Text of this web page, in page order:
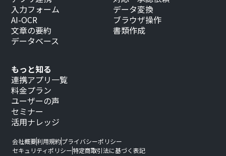
もっと知る
連携アプリ一覧
料金プラン
ユーザーの声
セミナー
活用ナレッジ
入力フォーム
AI-OCR
文章の要約
データベース
データ変換
ブラウザ操作
書類作成
会社概要利用規約プライバシーポリシー
セキュリティポリシー特定商取引法に基づく表記